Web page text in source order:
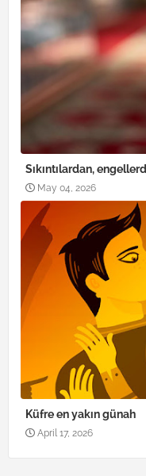
Sıkıntılardan,
May 04, 2026
Küfre en yakın günah
April 17, 2026